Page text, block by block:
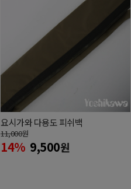
요시가와 다용도 피쉬백
11,000원
14% 9,500원